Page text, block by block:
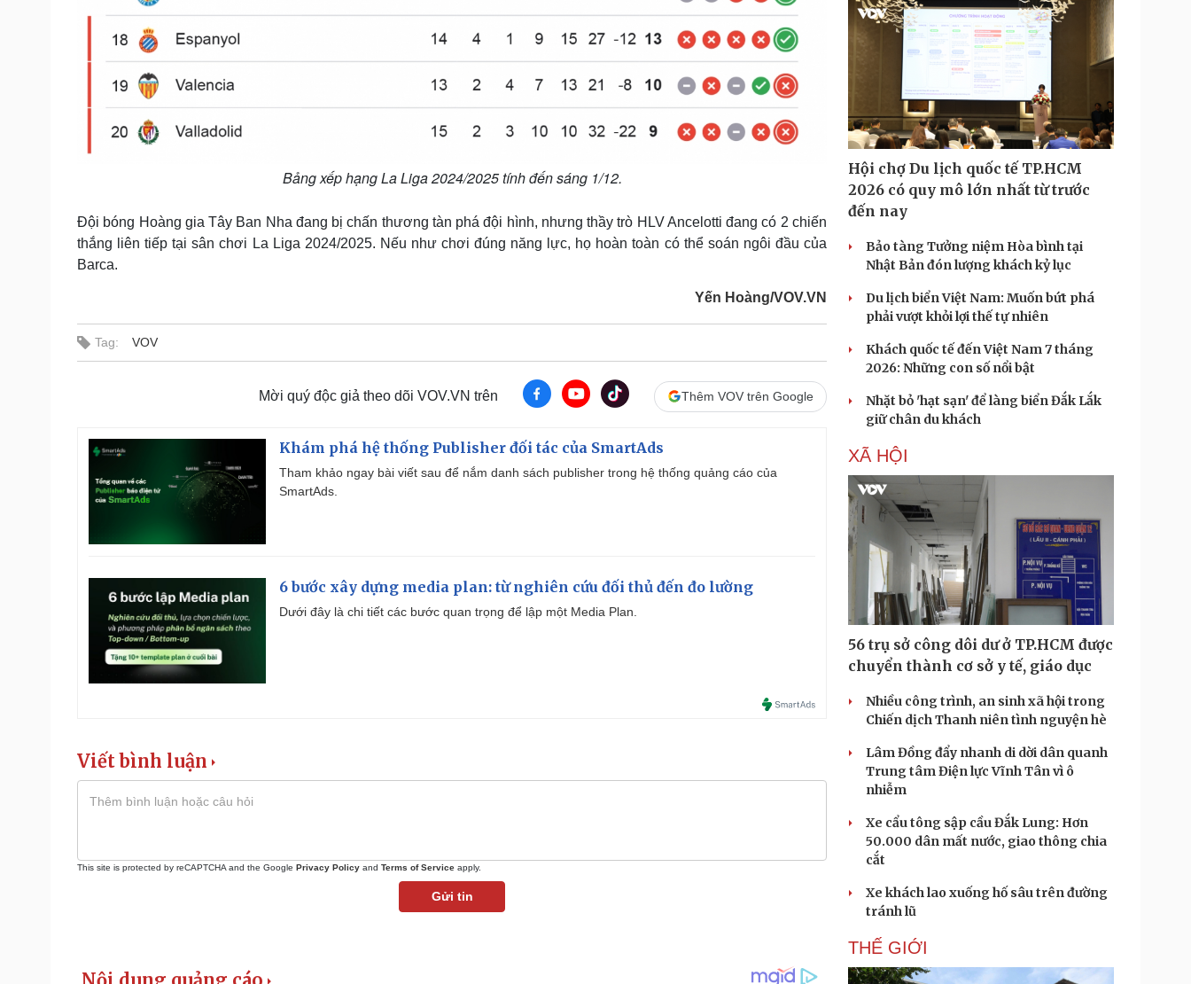
Bảng xếp hạng La Liga 2024/2025 tính đến sáng 1/12.
Đội bóng Hoàng gia Tây Ban Nha đang bị chấn thương tàn phá đội hình, nhưng thầy trò HLV Ancelotti đang có 2 chiến
thắng liên tiếp tại sân chơi La Liga 2024/2025. Nếu như chơi đúng năng lực, họ hoàn toàn có thể soán ngôi đầu của
Barca.
Yến Hoàng/VOV.VN
Tag: VOV
Mời quý độc giả theo dõi VOV.VN trên Thêm VOV trên Google
Khám phá hệ thống Publisher đối tác của SmartAds
Tham khảo ngay bài viết sau để nắm danh sách publisher trong hệ thống quảng cáo của
SmartAds.
6 bước xây dựng media plan: từ nghiên cứu đối thủ đến đo lường
Dưới đây là chi tiết các bước quan trọng để lập một Media Plan.
Viết bình luận
This site is protected by reCAPTCHA and the Google Privacy Policy and Terms of Service apply.
Gửi tin
Hội chợ Du lịch quốc tế TP.HCM
2026 có quy mô lớn nhất từ trước
đến nay
Bảo tàng Tưởng niệm Hòa bình tại
Nhật Bản đón lượng khách kỷ lục
Du lịch biển Việt Nam: Muốn bứt phá
phải vượt khỏi lợi thế tự nhiên
Khách quốc tế đến Việt Nam 7 tháng
2026: Những con số nổi bật
Nhặt bỏ 'hạt sạn' để làng biển Đắk Lắk
giữ chân du khách
XÃ HỘI
56 trụ sở công dôi dư ở TP.HCM được
chuyển thành cơ sở y tế, giáo dục
Nhiều công trình, an sinh xã hội trong
Chiến dịch Thanh niên tình nguyện hè
Lâm Đồng đẩy nhanh di dời dân quanh
Trung tâm Điện lực Vĩnh Tân vì ô
nhiễm
Xe cẩu tông sập cầu Đắk Lung: Hơn
50.000 dân mất nước, giao thông chia
cắt
Xe khách lao xuống hố sâu trên đường
tránh lũ
THẾ GIỚI